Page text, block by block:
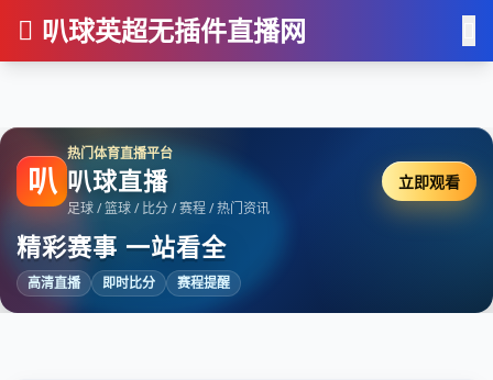
叭球英超无插件直播网
叭
热门体育直播平台
叭球直播
足球 / 篮球 / 比分 / 赛程 / 热门资讯
精彩赛事 一站看全
高清直播 即时比分 赛程提醒
立即观看